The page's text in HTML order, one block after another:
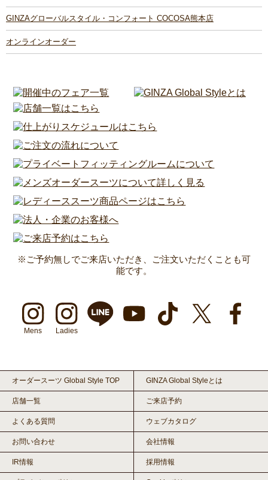
GINZAグローバルスタイル・コンフォート COCOSA熊本店
オンラインオーダー
※ご予約無しでご来店いただき、ご注文いただくことも可
能です。
Mens Ladies
オーダースーツ Global Style TOP GINZA Global Styleとは
店舗一覧 ご来店予約
よくある質問 ウェブカタログ
お問い合わせ 会社情報
IR情報 採用情報